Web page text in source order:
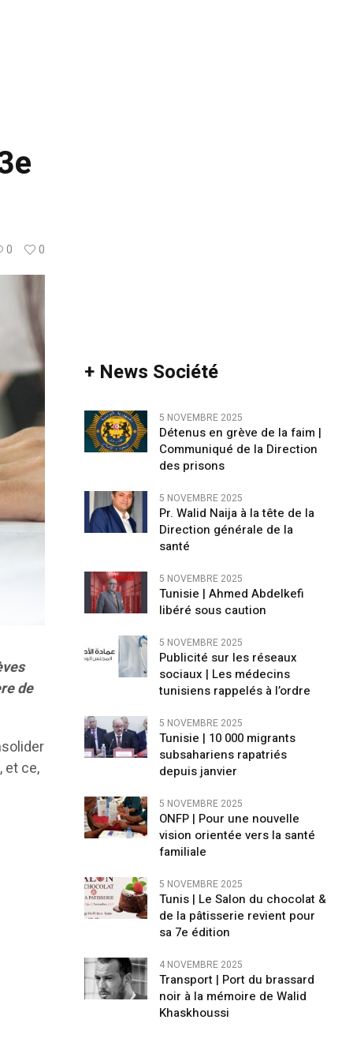
0 0
de
et ce,
+ News Société
5 NOVEMBRE 2025
Détenus en grève de la faim |
Communiqué de la Direction
des prisons
5 NOVEMBRE 2025
Pr. Walid Naija à la tête de la
Direction générale de la
santé
5 NOVEMBRE 2025
Tunisie | Ahmed Abdelkefi
libéré sous caution
5 NOVEMBRE 2025
Publicité sur les réseaux
sociaux | Les médecins
tunisiens rappelés à l’ordre
5 NOVEMBRE 2025
Tunisie | 10 000 migrants
subsahariens rapatriés
depuis janvier
5 NOVEMBRE 2025
ONFP | Pour une nouvelle
vision orientée vers la santé
familiale
5 NOVEMBRE 2025
Tunis | Le Salon du chocolat &
de la pâtisserie revient pour
sa 7e édition
4 NOVEMBRE 2025
Transport | Port du brassard
noir à la mémoire de Walid
Khaskhoussi